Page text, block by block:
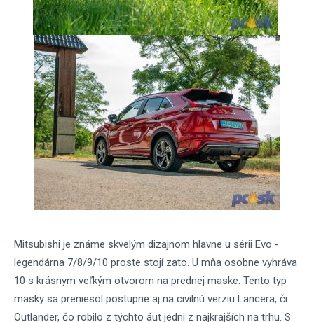
Mitsubishi je známe skvelým dizajnom hlavne u sérii Evo -
legendárna 7/8/9/10 proste stojí zato. U mňa osobne vyhráva
10 s krásnym veľkým otvorom na prednej maske. Tento typ
masky sa preniesol postupne aj na civilnú verziu Lancera, či
Outlander, čo robilo z týchto áut jedni z najkrajších na trhu. S